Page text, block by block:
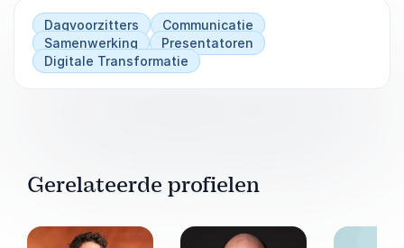
Dagvoorzitters
Communicatie
Samenwerking
Presentatoren
Digitale Transformatie
Gerelateerde profielen